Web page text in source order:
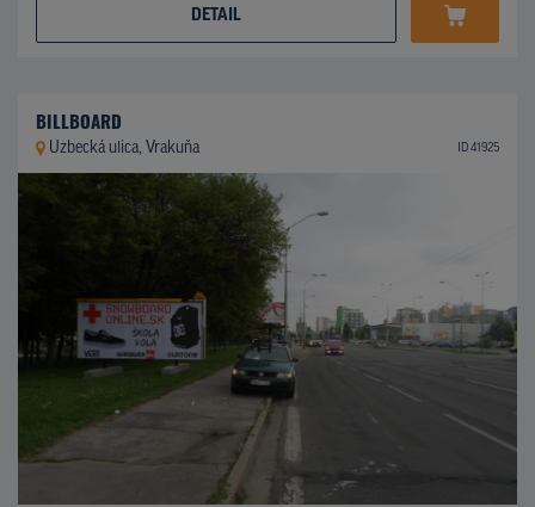
DETAIL
BILLBOARD
Uzbecká ulica, Vrakuňa ID 41925